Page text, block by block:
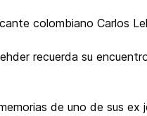
colombiano Carlos
recuerda su
de uno de sus ex